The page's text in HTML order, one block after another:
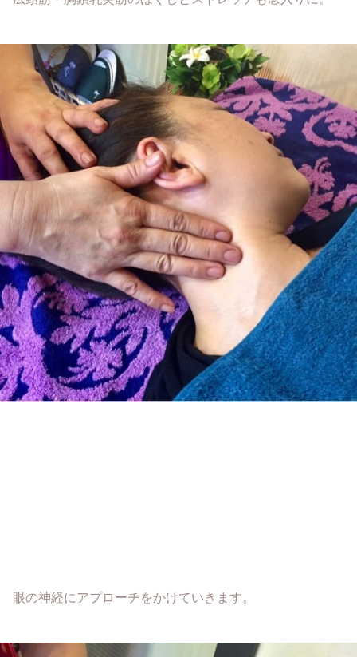
眼の神経にアプローチをかけていきます。